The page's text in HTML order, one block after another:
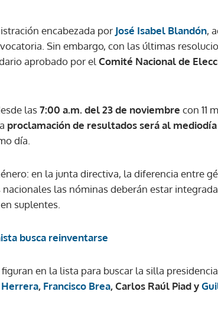
encabezada por José Isabel Blandón,
Sin embargo, con las últimas
aprobado por el Comité Nacional de
las7:00 a.m. del 23 de noviembre con 11
proclamación de resultados será al mediodía
día.
en la junta directiva, la diferencia entre
las nóminas deberán estar
suplentes.
busca reinventarse
en la lista para buscar la silla
Herrera, Francisco Brea, Carlos Raúl Piad y